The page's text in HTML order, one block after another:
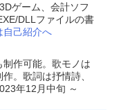
ゲーム、会計ソフ
DLLファイルの書
自己紹介へ
作可能。歌モノは
。歌詞は抒情詩、
年12月中旬 ～